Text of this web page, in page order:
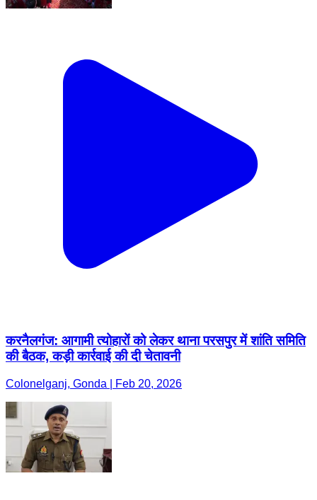
करनैलगंज: आगामी त्योहारों को लेकर थाना परसपुर में शांति समिति
की बैठक, कड़ी कार्रवाई की दी चेतावनी
Colonelganj, Gonda | Feb 20, 2026